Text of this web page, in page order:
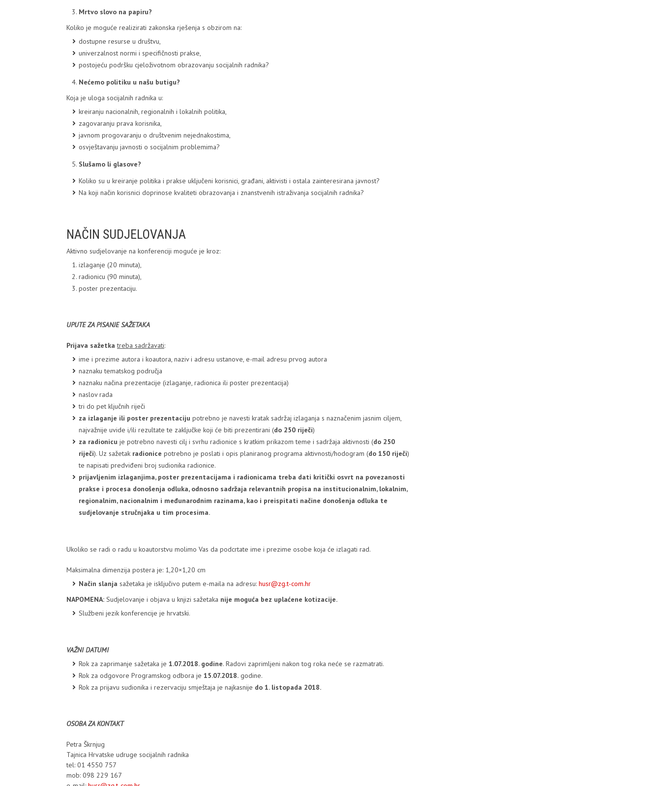
Mrtvo slovo na papiru?
Koliko je moguće realizirati zakonska rješenja s obzirom na:
dostupne resurse u društvu,
univerzalnost normi i specifičnosti prakse,
postojeću podršku cjeloživotnom obrazovanju socijalnih radnika?
Nećemo politiku u našu butigu?
Koja je uloga socijalnih radnika u:
kreiranju nacionalnih, regionalnih i lokalnih politika,
zagovaranju prava korisnika,
javnom progovaranju o društvenim nejednakostima,
osvještavanju javnosti o socijalnim problemima?
Slušamo li glasove?
Koliko su u kreiranje politika i prakse uključeni korisnici, građani, aktivisti i ostala zainteresirana javnost?
Na koji način korisnici doprinose kvaliteti obrazovanja i znanstvenih istraživanja socijalnih radnika?
NAČIN SUDJELOVANJA
Aktivno sudjelovanje na konferenciji moguće je kroz:
izlaganje (20 minuta),
radionicu (90 minuta),
poster prezentaciju.
UPUTE ZA PISANJE SAŽETAKA
Prijava sažetkatreba sadržavati:
ime i prezime autora i koautora, naziv i adresu ustanove, e-mail adresu prvog autora
naznaku tematskog područja
naznaku načina prezentacije (izlaganje, radionica ili poster prezentacija)
naslov rada
tri do pet ključnih riječi
za izlaganje ili poster prezentaciju potrebno je navesti kratak sadržaj izlaganja s naznačenim jasnim ciljem,
najvažnije uvide i/ili rezultate te zaključke koji će biti prezentirani (do 250 riječi)
za radionicu je potrebno navesti cilj i svrhu radionice s kratkim prikazom teme i sadržaja aktivnosti (do 250
riječi). Uz sažetak radionice potrebno je poslati i opis planiranog programa aktivnosti/hodogram (do 150 riječi)
te napisati predviđeni broj sudionika radionice.
prijavljenim izlaganjima, poster prezentacijama i radionicama treba dati kritički osvrt na povezanosti
prakse i procesa donošenja odluka, odnosno sadržaja relevantnih propisa na institucionalnim, lokalnim,
regionalnim, nacionalnim i međunarodnim razinama, kao i preispitati načine donošenja odluka te
sudjelovanje stručnjaka u tim procesima.
Ukoliko se radi o radu u koautorstvu molimo Vas da podcrtate ime i prezime osobe koja će izlagati rad.
Maksimalna dimenzija postera je: 1,20×1,20 cm
Način slanja sažetaka je isključivo putem e-maila na adresu: husr@zg.t-com.hr
NAPOMENA: Sudjelovanje i objava u knjizi sažetaka nije moguća bez uplaćene kotizacije.
Službeni jezik konferencije je hrvatski.
VAŽNI DATUMI
Rok za zaprimanje sažetaka je 1.07.2018. godine. Radovi zaprimljeni nakon tog roka neće se razmatrati.
Rok za odgovore Programskog odbora je 15.07.2018. godine.
Rok za prijavu sudionika i rezervaciju smještaja je najkasnije do 1. listopada 2018.
OSOBA ZA KONTAKT
Petra Škrnjug
Tajnica Hrvatske udruge socijalnih radnika
tel: 01 4550 757
mob: 098 229 167